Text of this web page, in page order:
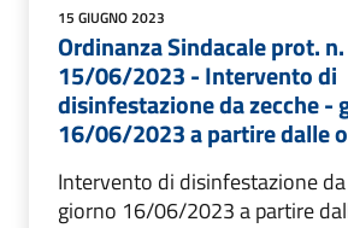
15 GIUGNO 2023
Ordinanza Sindacale prot.
15/06/2023 - Intervento di
disinfestazione da zecche -
16/06/2023 a partire dalle
Intervento di disinfestazione
giorno 16/06/2023 a partire